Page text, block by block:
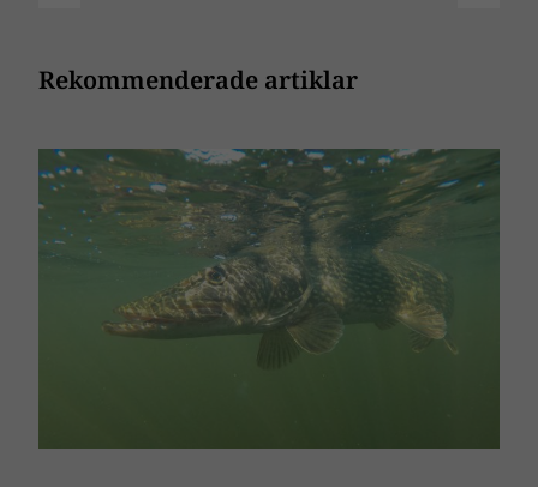
Rekommenderade artiklar